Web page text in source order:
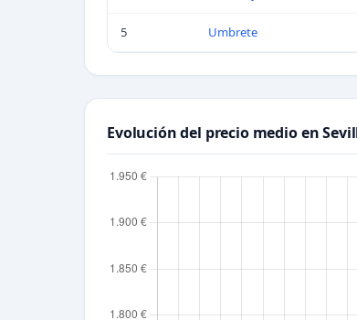
5 Umbrete
Evolución del precio medio en